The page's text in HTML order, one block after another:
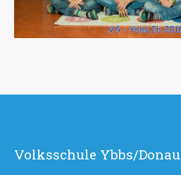
Volksschule Ybbs/Donau